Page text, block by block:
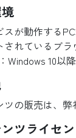
が動作する
されているブラ
Windows 10以
ツの販売は、
ツライセ